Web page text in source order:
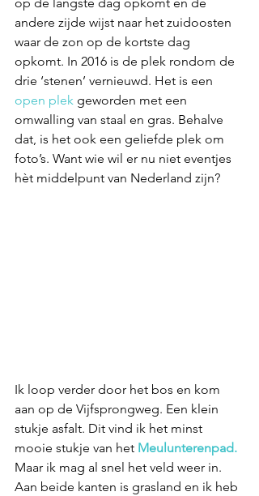
andere zijde wijst naar het zuidoosten
waar de zon op de kortste dag
opkomt. In 2016 is de plek rondom de
drie ‘stenen’ vernieuwd. Het is een
open plek geworden met een
omwalling van staal en gras. Behalve
dat, is het ook een geliefde plek om
foto’s. Want wie wil er nu niet eventjes
hèt middelpunt van Nederland zijn?
Ik loop verder door het bos en kom
aan op de Vijfsprongweg. Een klein
stukje asfalt. Dit vind ik het minst
mooie stukje van het Meulunterenpad.
Maar ik mag al snel het veld weer in.
Aan beide kanten is grasland en ik heb